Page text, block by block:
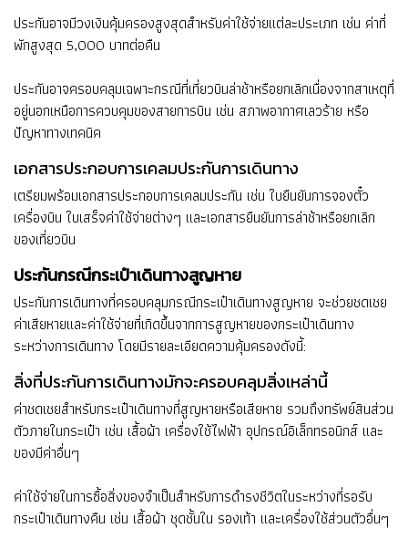
ประกันอาจมีวงเงินคุ้มครองสูงสุดสำหรับค่าใช้จ่ายแต่ละประเภท เช่น ค่าที่
พักสูงสุด 5,000 บาทต่อคืน
ประกันอาจครอบคลุมเฉพาะกรณีที่เที่ยวบินล่าช้าหรือยกเลิกเนื่องจากสาเหตุที่
อยู่นอกเหนือการควบคุมของสายการบิน เช่น สภาพอากาศเลวร้าย หรือ
ปัญหาทางเทคนิค
เอกสารประกอบการเคลมประกันการเดินทาง
เตรียมพร้อมเอกสารประกอบการเคลมประกัน เช่น ใบยืนยันการจองตั๋ว
เครื่องบิน ใบเสร็จค่าใช้จ่ายต่างๆ และเอกสารยืนยันการล่าช้าหรือยกเลิก
ของเที่ยวบิน
ประกันกรณีกระเป๋าเดินทางสูญหาย
ประกันการเดินทางที่ครอบคลุมกรณีกระเป๋าเดินทางสูญหาย จะช่วยชดเชย
ค่าเสียหายและค่าใช้จ่ายที่เกิดขึ้นจากการสูญหายของกระเป๋าเดินทาง
ระหว่างการเดินทาง โดยมีรายละเอียดความคุ้มครองดังนี้:
สิ่งที่ประกันการเดินทางมักจะครอบคลุมสิ่งเหล่านี้
ค่าชดเชยสำหรับกระเป๋าเดินทางที่สูญหายหรือเสียหาย รวมถึงทรัพย์สินส่วน
ตัวภายในกระเป๋า เช่น เสื้อผ้า เครื่องใช้ไฟฟ้า อุปกรณ์อิเล็กทรอนิกส์ และ
ของมีค่าอื่นๆ
ค่าใช้จ่ายในการซื้อสิ่งของจำเป็นสำหรับการดำรงชีวิตในระหว่างที่รอรับ
กระเป๋าเดินทางคืน เช่น เสื้อผ้า ชุดชั้นใน รองเท้า และเครื่องใช้ส่วนตัวอื่นๆ